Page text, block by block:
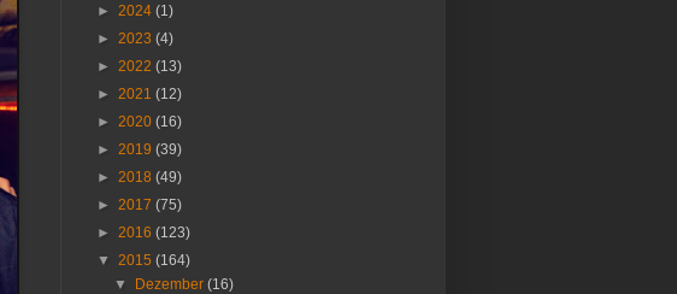
► 2024 (1)
► 2023 (4)
► 2022 (13)
► 2021 (12)
► 2020 (16)
► 2019 (39)
► 2018 (49)
► 2017 (75)
► 2016 (123)
▼ 2015 (164)
▼
Dezember(16)